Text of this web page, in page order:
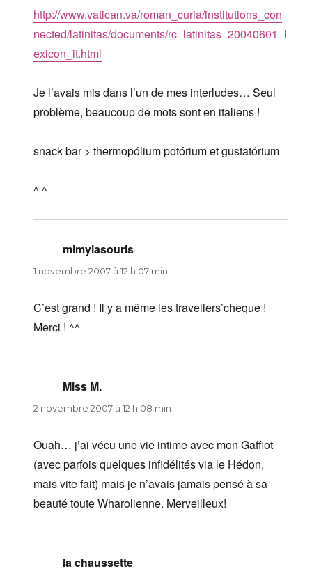
http://www.vatican.va/roman_curia/institutions_con
nected/latinitas/documents/rc_latinitas_20040601_l
exicon_it.html
Je l’avais mis dans l’un de mes interludes… Seul
problème, beaucoup de mots sont en italiens !
snack bar > thermopólium potórium et gustatórium
^ ^
mimylasouris
1 novembre 2007 à 12 h 07 min
C’est grand ! Il y a même les travellers’cheque !
Merci ! ^^
Miss M.
2 novembre 2007 à 12 h 08 min
Ouah… j’ai vécu une vie intime avec mon Gaffiot
(avec parfois quelques infidélités via le Hédon,
mais vite fait) mais je n’avais jamais pensé à sa
beauté toute Wharolienne. Merveilleux!
la chaussette